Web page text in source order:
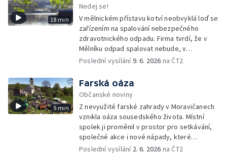
18 min
Nedej se!
V mělnickém přístavu kotví neobvyklá loď se
zařízením na spalování nebezpečného
zdravotnického odpadu. Firma tvrdí, že v
Mělníku odpad spalovat nebude, v
dokumentech k posuzování vlivů na životní
Poslední vysílání9. 6. 2026 na ČT2
9 min
Farská oáza
Občanské noviny
Z nevyužité farské zahrady v Moravičanech
vznikla oáza sousedského života. Místní
spolek ji proměnil v prostor pro setkávání,
společné akce i nové nápady, které
přesahují zahradu a pomáhají rozhýbat život
Poslední vysílání 2. 6. 2026 na ČT2